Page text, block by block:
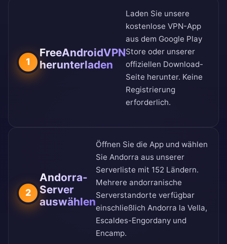
1
FreeAndroidVPN
herunterladen
Laden Sie unsere
kostenlose VPN-App
aus dem Google Play
Store oder unserer
offiziellen Download-
Seite herunter. Keine
Registrierung
erforderlich.
2
Andorra-
Server
auswählen
Öffnen Sie die App und wählen
Sie Andorra aus unserer
Serverliste mit 152 Ländern.
Mehrere andorranische
Serverstandorte verfügbar
einschließlich Andorra la Vella,
Escaldes-Engordany und
Encamp.